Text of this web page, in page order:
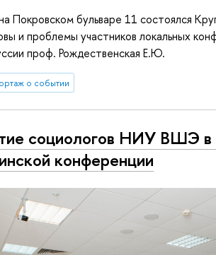
Покровском бульваре 11 состоялся
и проблемы участников локальных
проф. Рождественская Е.Ю.
о событии
социологов НИУ ВШЭ в
конференции